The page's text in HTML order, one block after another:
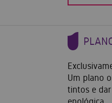
Um plano
tintos e